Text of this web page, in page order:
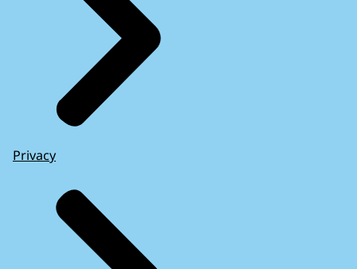
Privacy